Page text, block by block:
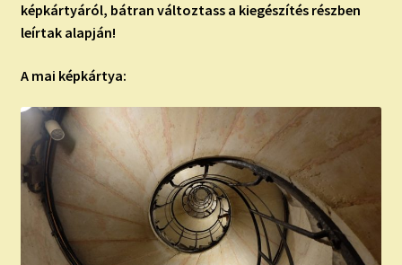
képkártyáról, bátran változtass a kiegészítés részben
leírtak alapján!
A mai képkártya: